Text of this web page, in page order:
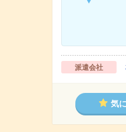
派遣会社
気